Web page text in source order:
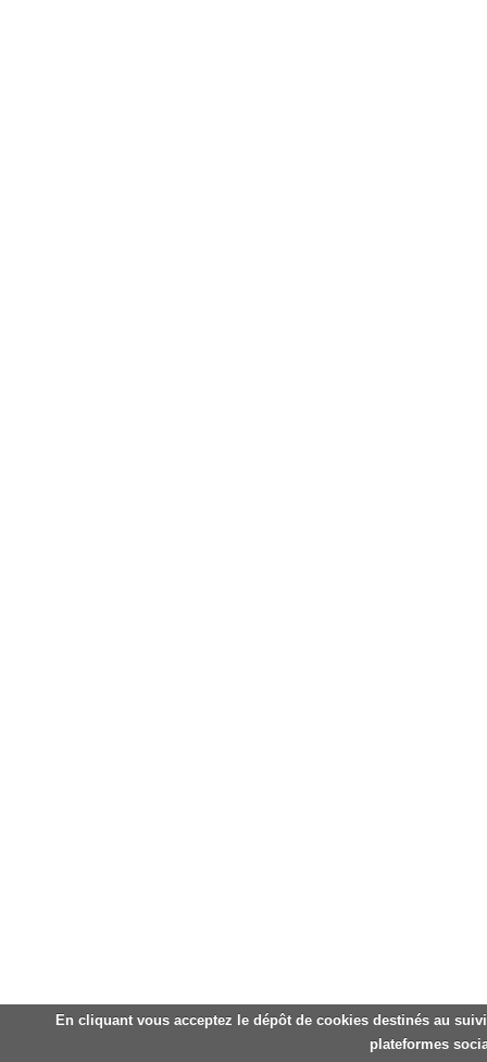
En cliquant vous acceptez le dépôt de cookies destinés au
plateformes